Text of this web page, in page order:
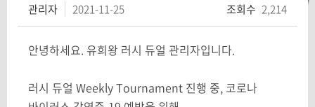
관리자 2021-11-25 조회수 2,214
안녕하세요. 유희왕 러시 듀얼 관리자입니다.
러시 듀얼 Weekly Tournament 진행 중, 코로나